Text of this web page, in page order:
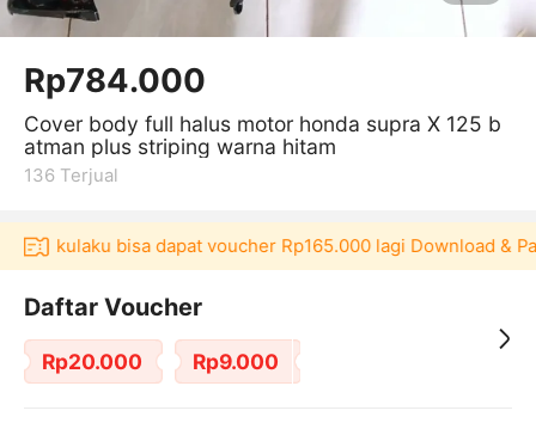
Rp784.000
Cover body full halus motor honda supra X 125 b
atman plus striping warna hitam
136 Terjual
Akulaku bisa dapat voucher Rp165.000 lagi Download &
Daftar Voucher
Rp20.000 Rp9.000